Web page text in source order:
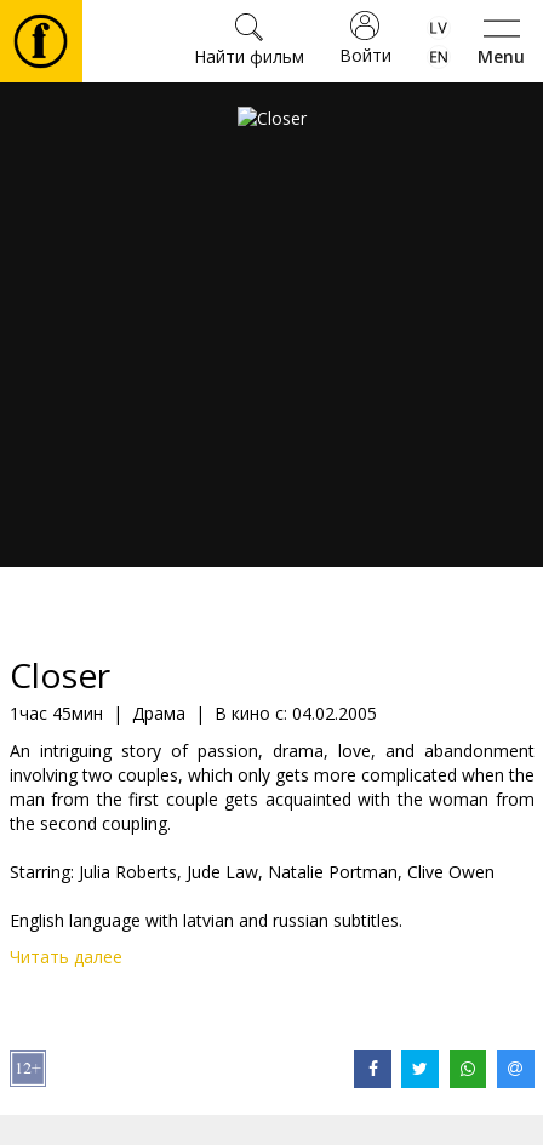
Menu
Войти
Найти фильм
Клуб
Closer
1час 45мин | Драма | В кино с: 04.02.2005
An intriguing story of passion, drama, love, and abandonment
involving two couples, which only gets more complicated when the
man from the first couple gets acquainted with the woman from
the second coupling.
Starring: Julia Roberts, Jude Law, Natalie Portman, Clive Owen
English language with latvian and russian subtitles.
Читать далее